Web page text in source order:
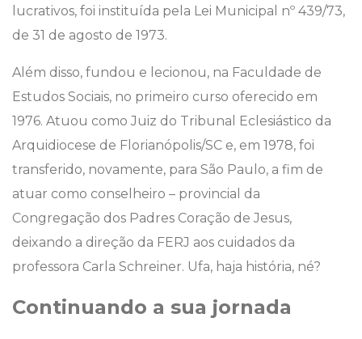
lucrativos, foi instituída pela Lei Municipal nº 439/73,
de 31 de agosto de 1973.
Além disso, fundou e lecionou, na Faculdade de
Estudos Sociais, no primeiro curso oferecido em
1976. Atuou como Juiz do Tribunal Eclesiástico da
Arquidiocese de Florianópolis/SC e, em 1978, foi
transferido, novamente, para São Paulo, a fim de
atuar como conselheiro – provincial da
Congregação dos Padres Coração de Jesus,
deixando a direção da FERJ aos cuidados da
professora Carla Schreiner. Ufa, haja história, né?
Continuando a sua jornada